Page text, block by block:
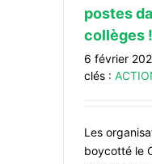
postes
collèges !
6 février
clés :
Les
boycotté le